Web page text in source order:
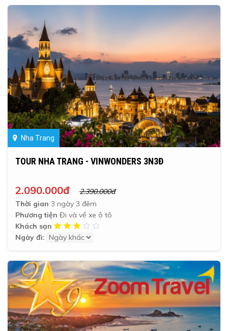
Nha Trang
TOUR NHA TRANG - VINWONDERS 3N3Đ
2.090.000đ
2.390.000đ
Thời gian 3 ngày 3 đêm
Phương tiện Đi và về xe ô tô
Khách sạn
Ngày đi: